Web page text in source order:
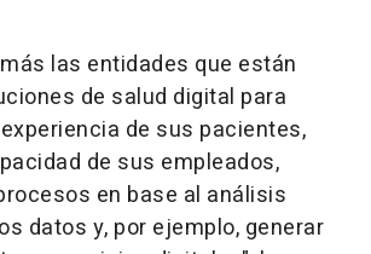
las entidades que están
de salud digital para
de sus pacientes,
de sus empleados,
en base al análisis
datos y, por ejemplo, generar